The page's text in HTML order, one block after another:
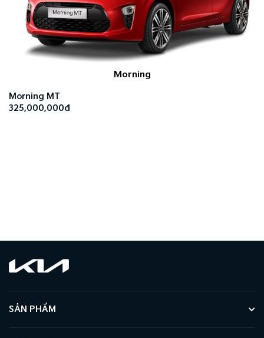
Morning
Morning MT
325,000,000đ
SẢN PHẨM